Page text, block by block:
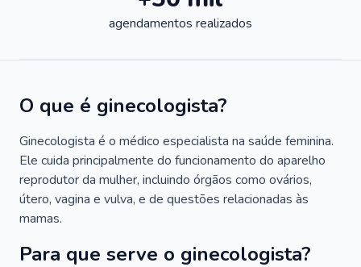
agendamentos realizados
O que é ginecologista?
Ginecologista é o médico especialista na saúde feminina.
Ele cuida principalmente do funcionamento do aparelho
reprodutor da mulher, incluindo órgãos como ovários,
útero, vagina e vulva, e de questões relacionadas às
mamas.
Para que serve o ginecologista?